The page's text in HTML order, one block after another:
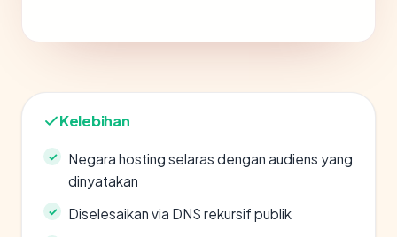
Kelebihan
Negara hosting selaras dengan audiens yang
dinyatakan
Diselesaikan via DNS rekursif publik